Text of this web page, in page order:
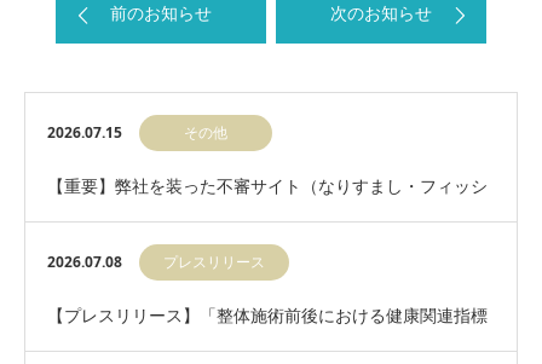
前のお知らせ 次のお知らせ
2026.07.15 その他
【重要】弊社を装った不審サイト（なりすまし・フィッシ
ングサイト）にご注意ください
2026.07.08 プレスリリース
【プレスリリース】「整体施術前後における健康関連指標